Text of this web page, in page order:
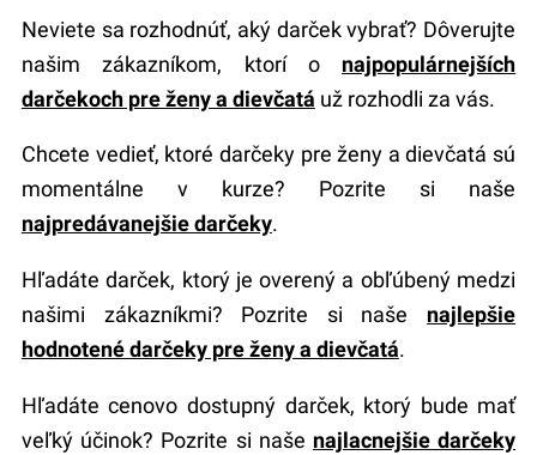
Neviete sa rozhodnúť, aký darček vybrať? Dôverujte
našim zákazníkom, ktorí o najpopulárnejších
darčekoch pre ženy a dievčatá už rozhodli za vás.
Chcete vedieť, ktoré darčeky pre ženy a dievčatá sú
momentálne v kurze? Pozrite si naše
najpredávanejšie darčeky.
Hľadáte darček, ktorý je overený a obľúbený medzi
našimi zákazníkmi? Pozrite si naše najlepšie
hodnotené darčeky pre ženy a dievčatá.
Hľadáte cenovo dostupný darček, ktorý bude mať
veľký účinok? Pozrite si naše najlacnejšie darčeky